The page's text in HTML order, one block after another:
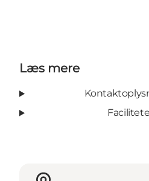
Læs mere